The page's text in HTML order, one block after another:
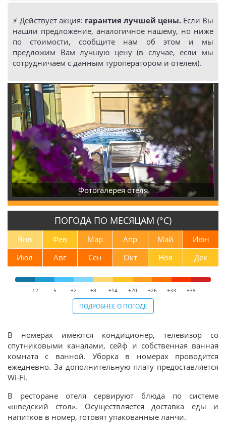
⚡️ Действует акция: гарантия лучшей цены. Если Вы
нашли предложение, аналогичное нашему, но ниже
по стоимости, сообщите нам об этом и мы
предложим Вам лучшую цену (в случае, если мы
сотрудничаем с данным туроператором и отелем).
Фотогалерея отеля
ПОГОДА ПО МЕСЯЦАМ (°С)
Янв Фев Мар Апр Май
Июн
Июл
Авг Сен Окт Ноя Дек
-12 -5 +2 +8 +14 +20 +26 +33 +39
ПОДРОБНЕЕ О ПОГОДЕ
В номерах имеются кондиционер, телевизор со
спутниковыми каналами, сейф и собственная ванная
комната с ванной. Уборка в номерах проводится
ежедневно. За дополнительную плату предоставляется
Wi-Fi.
В ресторане отеля сервируют блюда по системе
«шведский стол». Осуществляется доставка еды и
напитков в номер, готовят упакованные ланчи.